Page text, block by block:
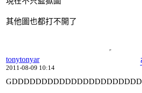
其他圖也都打不開了
tonytonyar
2011-08-09 10:14